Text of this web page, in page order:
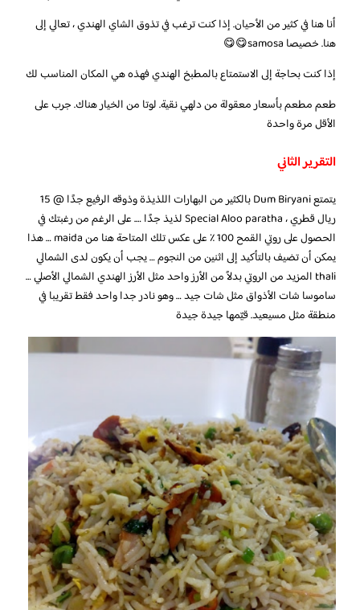
أنا هنا في كثير من الأحيان. إذا كنت ترغب في تذوق الشاي الهندي ، تعالي إلى
هنا. خصيصا samosa😋😋
إذا كنت بحاجة إلى الاستمتاع بالمطبخ الهندي فهذه هي المكان المناسب لك
طعم مطعم بأسعار معقولة من دلهي نقية. لوتا من الخيار هناك. جرب على
الأقل مرة واحدة
التقرير الثاني
يتمتع Dum Biryani بالكثير من البهارات اللذيذة وذوقه الرفيع جدًا @ 15
ريال قطري ، Special Aloo paratha لذيذ جدًا …. على الرغم من رغبتك في
الحصول على روتي القمح 100 ٪ على عكس تلك المتاحة هنا من maida … هذا
يمكن أن تضيف بالتأكيد إلى اثنين من النجوم … يجب أن يكون لدى الشمالي
thali المزيد من الروتي بدلاً من الأرز واحد مثل الأرز الهندي الشمالي الأصلي …
ساموسا شات الأذواق مثل شات جيد … وهو نادر جدا واحد فقط تقريبا في
منطقة مثل مسيعيد. قيّمها جيدة جيدة